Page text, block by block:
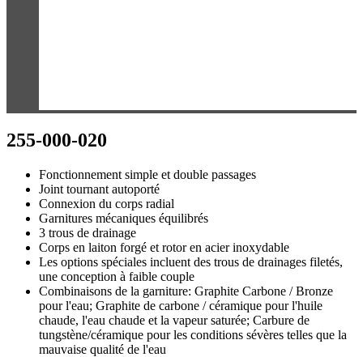
255-000-020
Fonctionnement simple et double passages
Joint tournant autoporté
Connexion du corps radial
Garnitures mécaniques équilibrés
3 trous de drainage
Corps en laiton forgé et rotor en acier inoxydable
Les options spéciales incluent des trous de drainages filetés,
une conception à faible couple
Combinaisons de la garniture: Graphite Carbone / Bronze
pour l'eau; Graphite de carbone / céramique pour l'huile
chaude, l'eau chaude et la vapeur saturée; Carbure de
tungstène/céramique pour les conditions sévères telles que la
mauvaise qualité de l'eau